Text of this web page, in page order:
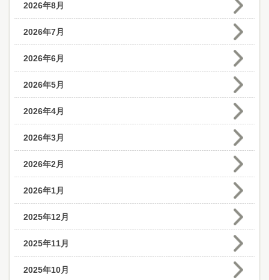
2026年8月
2026年7月
2026年6月
2026年5月
2026年4月
2026年3月
2026年2月
2026年1月
2025年12月
2025年11月
2025年10月